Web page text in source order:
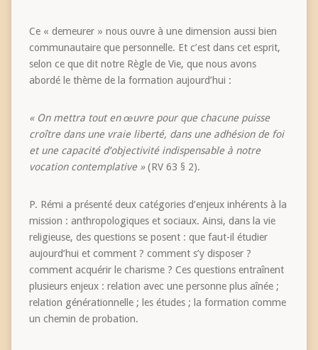
Ce « demeurer » nous ouvre à une dimension aussi bien
communautaire que personnelle. Et c’est dans cet esprit,
selon ce que dit notre Règle de Vie, que nous avons
abordé le thème de la formation aujourd’hui :
« On mettra tout en œuvre pour que chacune puisse
croître dans une vraie liberté, dans une adhésion de foi
et une capacité d’objectivité indispensable à notre
vocation contemplative »(RV 63 § 2).
P. Rémi a présenté deux catégories d’enjeux inhérents à la
mission : anthropologiques et sociaux. Ainsi, dans la vie
religieuse, des questions se posent : que faut-il étudier
aujourd’hui et comment ? comment s’y disposer ?
comment acquérir le charisme ? Ces questions entraînent
plusieurs enjeux : relation avec une personne plus aînée ;
relation générationnelle ; les études ; la formation comme
un chemin de probation.